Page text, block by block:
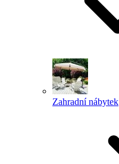
Zahradní nábytek